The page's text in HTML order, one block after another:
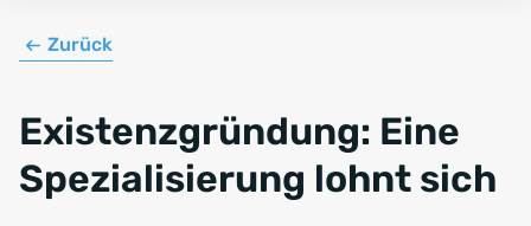
Zurück
Existenzgründung: Eine
Spezialisierung lohnt sich